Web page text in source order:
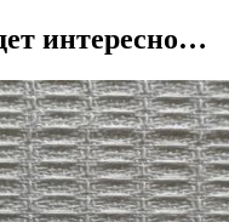
интересно…